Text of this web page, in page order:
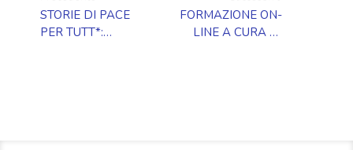
STORIE DI PACE
PER TUTT*:
FORMAZIONE ON-
LINE A CURA DI